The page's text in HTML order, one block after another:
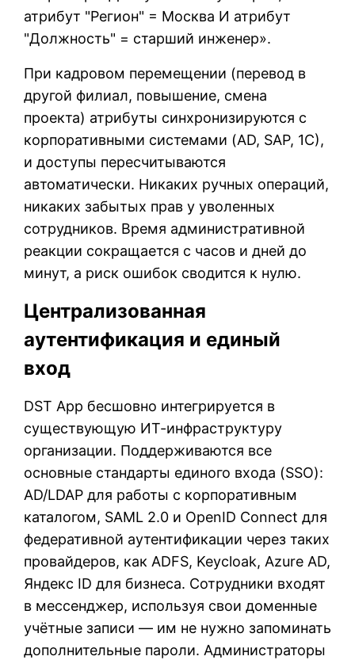
атрибут "Регион" = Москва И атрибут
"Должность" = старший инженер».
При кадровом перемещении (перевод в
другой филиал, повышение, смена
проекта) атрибуты синхронизируются с
корпоративными системами (AD, SAP, 1С),
и доступы пересчитываются
автоматически. Никаких ручных операций,
никаких забытых прав у уволенных
сотрудников. Время административной
реакции сокращается с часов и дней до
минут, а риск ошибок сводится к нулю.
Централизованная
аутентификация и единый
вход
DST App бесшовно интегрируется в
существующую ИТ-инфраструктуру
организации. Поддерживаются все
основные стандарты единого входа (SSO):
AD/LDAP для работы с корпоративным
каталогом, SAML 2.0 и OpenID Connect для
федеративной аутентификации через таких
провайдеров, как ADFS, Keycloak, Azure AD,
Яндекс ID для бизнеса. Сотрудники входят
в мессенджер, используя свои доменные
учётные записи — им не нужно запоминать
дополнительные пароли. Администраторы